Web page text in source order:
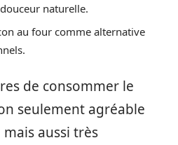
naturelle.
au four comme alternative
de consommer le
seulement agréable
aussi très